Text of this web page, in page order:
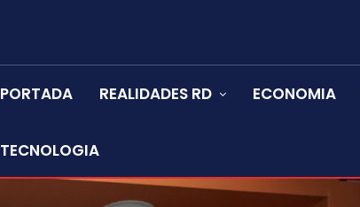
PORTADA REALIDADES RD ECONOMIA
TECNOLOGIA